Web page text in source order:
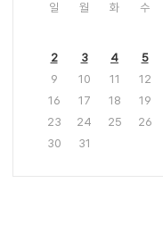
일 월 화 수
2
3 4 5
9
10 11 12
16
17 18 19
23
24 25 26
30
31